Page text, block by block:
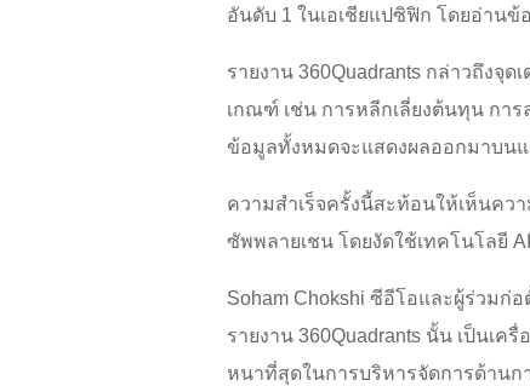
อันดับ 1 ในเอเชียแปซิฟิก โดยอ่าน
รายงาน 360Quadrants กล่าวถึงจุ
เกณฑ์ เช่น การหลีกเลี่ยงต้นทุน กา
ข้อมูลทั้งหมดจะแสดงผลออกมาบนแ
ความสำเร็จครั้งนี้สะท้อนให้เห็นคว
ซัพพลายเชน โดยงัดใช้เทคโนโลยี
Soham Chokshi ซีอีโอและผู้ร่วมก่
รายงาน 360Quadrants นั้น เป็นเ
หนาที่สุดในการบริหารจัดการด้านก